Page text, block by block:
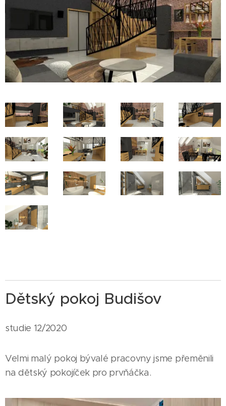
Dětský pokoj Budišov
studie 12/2020
Velmi malý pokoj bývalé pracovny jsme přeměnili
na dětský pokojíček pro prvňáčka.